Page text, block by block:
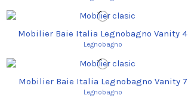
Mobilier Baie Italia Legnobagno Vanity 4
Legnobagno
Mobilier Baie Italia Legnobagno Vanity 7
Legnobagno